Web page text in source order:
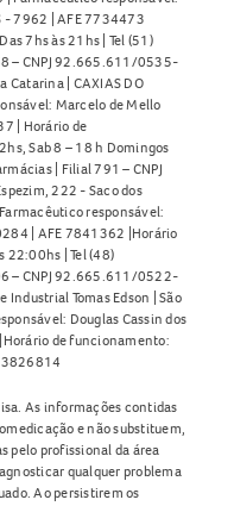
- 7962 | AFE 7734473
7hs às 21hs | Tel (51)
– CNPJ 92.665.611/0535-
Catarina | CAXIAS DO
Marcelo de Mello
| Horário de
Sab 8 – 18 h Domingos
| Filial 791 – CNPJ
222 - Saco dos
responsável:
| AFE 7841362 |Horário
22:00hs | Tel (48)
– CNPJ 92.665.611/0522-
Industrial Tomas Edson | São
Douglas Cassin dos
de funcionamento:
As informações contidas
e não substituem,
pelo profissional da área
qualquer problema
Ao persistirem os